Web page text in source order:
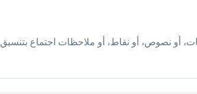
أو نصوص، أو نقاط، أو ملاحظات اجتماع بتنسيق